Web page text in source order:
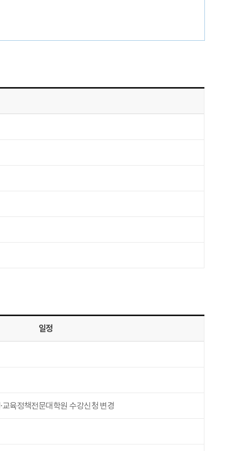
일정
교육정책전문대학원 수강신청 변경